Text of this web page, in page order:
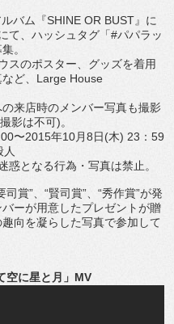
バム『SHINE OR BUST』に
て、ハッシュタグ「#パパラッ
。
スのポスター、グッズを着用
など、Large House
来店時のメンバー写真も撮影
影は不可)。
〜2015年10月8日(木) 23：59
となる行為・写真は禁止。
賞”、“賢司賞”、“秀作賞”が発
ーが用意したプレゼントが贈
向を凝らした写真で参加して
に星と月」MV